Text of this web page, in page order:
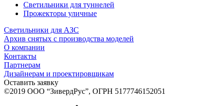
Светильники для туннелей
Прожекторы уличные
Светильники для АЗС
Архив снятых с производства моделей
О компании
Контакты
Партнерам
Дизайнерам и проектировщикам
Оставить заявку
©2019 ООО “ЗивердРус”, ОГРН 5177746152051